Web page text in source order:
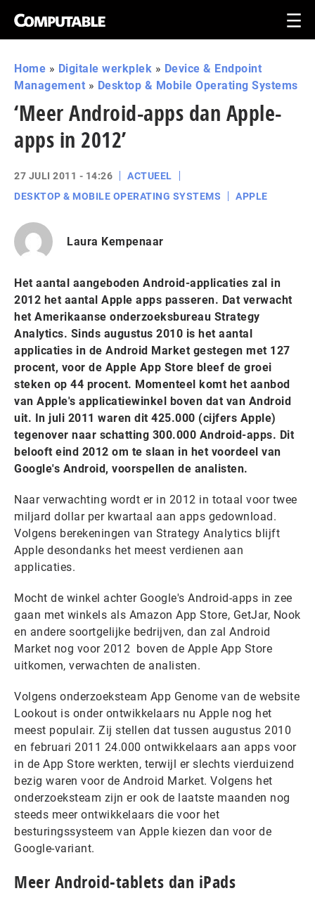
Home » Digitale werkplek » Device & Endpoint
Management » Desktop & Mobile Operating Systems
‘Meer Android-apps dan Apple-
apps in 2012’
27 JULI 2011 - 14:26
ACTUEEL
DESKTOP & MOBILE OPERATING SYSTEMS
APPLE
Laura Kempenaar
Het aantal aangeboden Android-applicaties zal in
2012 het aantal Apple apps passeren. Dat verwacht
het Amerikaanse onderzoeksbureau Strategy
Analytics. Sinds augustus 2010 is het aantal
applicaties in de Android Market gestegen met 127
procent, voor de Apple App Store bleef de groei
steken op 44 procent. Momenteel komt het aanbod
van Apple's applicatiewinkel boven dat van Android
uit. In juli 2011 waren dit 425.000 (cijfers Apple)
tegenover naar schatting 300.000 Android-apps. Dit
belooft eind 2012 om te slaan in het voordeel van
Google's Android, voorspellen de analisten.
Naar verwachting wordt er in 2012 in totaal voor twee
miljard dollar per kwartaal aan apps gedownload.
Volgens berekeningen van Strategy Analytics blijft
Apple desondanks het meest verdienen aan
applicaties.
Mocht de winkel achter Google's Android-apps in zee
gaan met winkels als Amazon App Store, GetJar, Nook
en andere soortgelijke bedrijven, dan zal Android
Market nog voor 2012 boven de Apple App Store
uitkomen, verwachten de analisten.
Volgens onderzoeksteam App Genome van de website
Lookout is onder ontwikkelaars nu Apple nog het
meest populair. Zij stellen dat tussen augustus 2010
en februari 2011 24.000 ontwikkelaars aan apps voor
in de App Store werkten, terwijl er slechts vierduizend
bezig waren voor de Android Market. Volgens het
onderzoeksteam zijn er ook de laatste maanden nog
steeds meer ontwikkelaars die voor het
besturingssysteem van Apple kiezen dan voor de
Google-variant.
Meer Android-tablets dan iPads